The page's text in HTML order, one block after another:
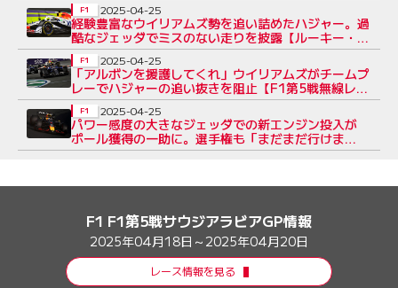
経験豊富なウイリアムズ勢を追い詰めたハジャー。過
酷なジェッダでミスのない走りを披露【ルーキー・
フォーカス／F1第5戦】
F1 2025-04-25
「アルボンを援護してくれ」ウイリアムズがチームプ
レーでハジャーの追い抜きを阻止【F1第5戦無線レ
ビュー（2）】
F1 2025-04-25
パワー感度の大きなジェッダでの新エンジン投入が
ポール獲得の一助に。選手権も「まだまだ行けま
す」：ホンダ／HRC密着
F1 2025-04-25
F1 F1第5戦サウジアラビアGP情報
2025年04月18日～2025年04月20日
レース情報を見る